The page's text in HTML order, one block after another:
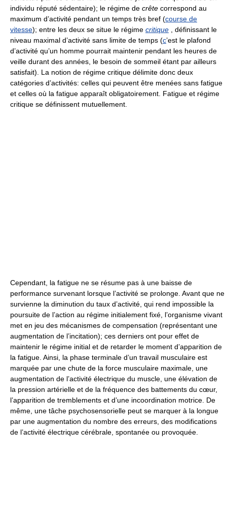
individu réputé sédentaire); le régime de crête correspond au
maximum d’activité pendant un temps très bref (course de
vitesse); entre les deux se situe le régime critique , définissant le
niveau maximal d’activité sans limite de temps (c’est le plafond
d’activité qu’un homme pourrait maintenir pendant les heures de
veille durant des années, le besoin de sommeil étant par ailleurs
satisfait). La notion de régime critique délimite donc deux
catégories d’activités: celles qui peuvent être menées sans fatigue
et celles où la fatigue apparaît obligatoirement. Fatigue et régime
critique se définissent mutuellement.
Cependant, la fatigue ne se résume pas à une baisse de
performance survenant lorsque l’activité se prolonge. Avant que ne
survienne la diminution du taux d’activité, qui rend impossible la
poursuite de l’action au régime initialement fixé, l’organisme vivant
met en jeu des mécanismes de compensation (représentant une
augmentation de l’incitation); ces derniers ont pour effet de
maintenir le régime initial et de retarder le moment d’apparition de
la fatigue. Ainsi, la phase terminale d’un travail musculaire est
marquée par une chute de la force musculaire maximale, une
augmentation de l’activité électrique du muscle, une élévation de
la pression artérielle et de la fréquence des battements du cœur,
l’apparition de tremblements et d’une incoordination motrice. De
même, une tâche psychosensorielle peut se marquer à la longue
par une augmentation du nombre des erreurs, des modifications
de l’activité électrique cérébrale, spontanée ou provoquée.